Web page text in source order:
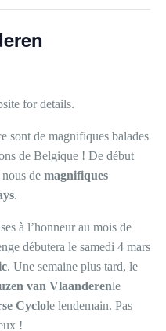
for details.
sont de magnifiques balades
de Belgique ! De début
de magnifiques
.
à l’honneur au mois de
débutera le samedi 4 mars
. Une semaine plus tard, le
van Vlaanderenle
Cyclole lendemain. Pas
!